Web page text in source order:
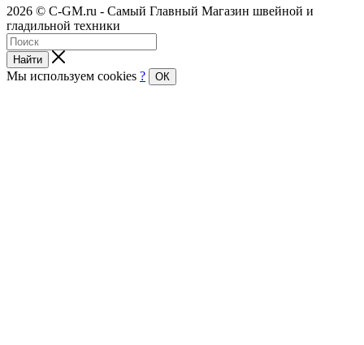
2026 © C-GM.ru - Самый Главный Магазин швейной и
гладильной техники
Найти
Мы используем cookies ? ОК